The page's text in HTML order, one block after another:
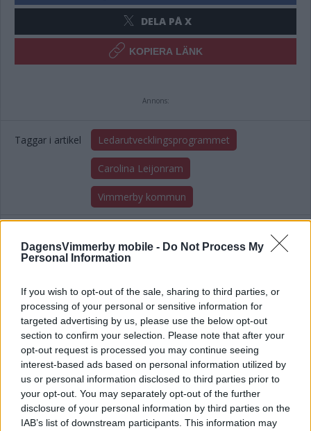
DagensVimmerby mobile - Do Not Process My
Personal Information
If you wish to opt-out of the sale, sharing to third parties, or
processing of your personal or sensitive information for
targeted advertising by us, please use the below opt-out
section to confirm your selection. Please note that after your
opt-out request is processed you may continue seeing
interest-based ads based on personal information utilized by
us or personal information disclosed to third parties prior to
your opt-out. You may separately opt-out of the further
disclosure of your personal information by third parties on the
IAB’s list of downstream participants. This information may
DELA PÅ X
KOPIERA LÄNK
Annons:
Taggar i artikel Ledarutvecklingsprogrammet
Carolina Leijonram
Vimmerby kommun
Relaterade inlägg
HUSKONSULTEN
Gjorde inköp av konsulten på 76 000 – utan någon
dokumentation
Grawé till Leijonram: ”Ring mig efter jobbet”
ERFAREN KONSULT: ”En oegentlighet som går ut över
skattebetalarna”